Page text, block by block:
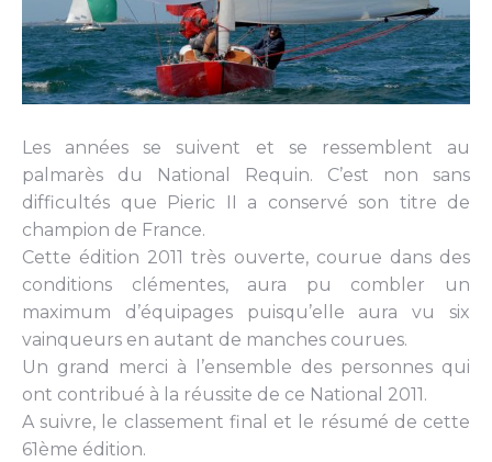
Les années se suivent et se ressemblent au
palmarès du National Requin. C’est non sans
difficultés que Pieric II a conservé son titre de
champion de France.
Cette édition 2011 très ouverte, courue dans des
conditions clémentes, aura pu combler un
maximum d’équipages puisqu’elle aura vu six
vainqueurs en autant de manches courues.
Un grand merci à l’ensemble des personnes qui
ont contribué à la réussite de ce National 2011.
A suivre, le classement final et le résumé de cette
61ème édition.